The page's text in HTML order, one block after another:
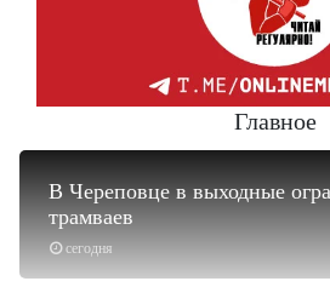
Главное
сегодня
В Череповце в выходные
трамваев